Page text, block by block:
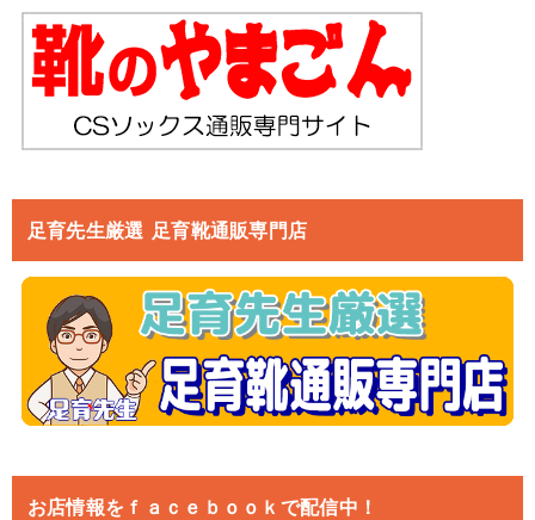
足育先生厳選 足育靴通販専門店
お店情報をｆａｃｅｂｏｏｋで配信中！